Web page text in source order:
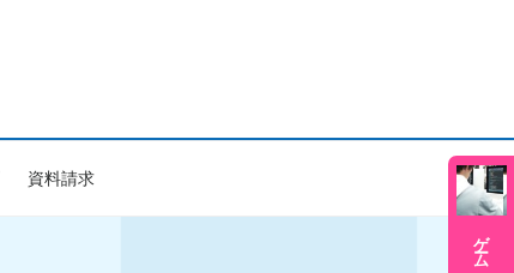
資料請求
ゲーム学科